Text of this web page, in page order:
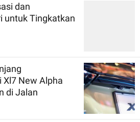
dan
untuk Tingkatkan
Xl7 New Alpha
di Jalan